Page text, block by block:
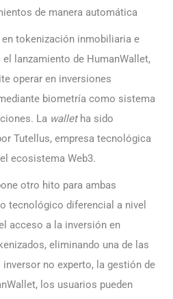
de manera automática
tokenización inmobiliaria e
lanzamiento de HumanWallet,
operar en inversiones
biometría como sistema
La wallet ha sido
Tutellus, empresa tecnológica
ecosistema Web3.
otro hito para ambas
tecnológico diferencial a nivel
acceso a la inversión en
eliminando una de las
no experto, la gestión de
los usuarios pueden